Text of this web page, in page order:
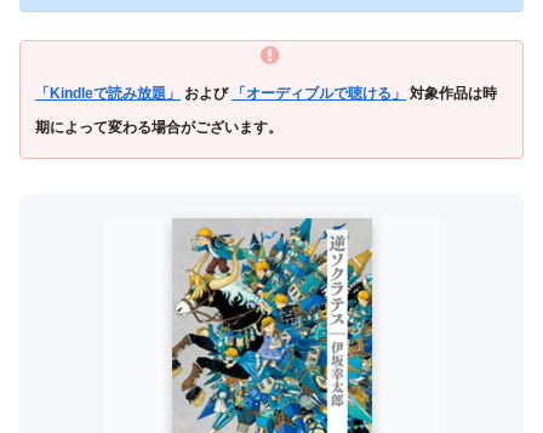
「Kindleで読み放題」 および 「オーディブルで聴ける」
対象作品は時
期によって変わる場合がございます。